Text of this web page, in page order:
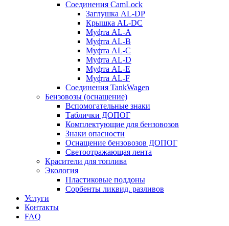
Соединения CamLock
Заглушка AL-DP
Крышка AL-DC
Муфта AL-A
Муфта AL-B
Муфта AL-C
Муфта AL-D
Муфта AL-E
Муфта AL-F
Соединения TankWagen
Бензовозы (оснащение)
Вспомогательные знаки
Таблички ДОПОГ
Комплектующие для бензовозов
Знаки опасности
Оснащение бензовозов ДОПОГ
Светоотражающая лента
Красители для топлива
Экология
Пластиковые поддоны
Сорбенты ликвид. разливов
Услуги
Контакты
FAQ